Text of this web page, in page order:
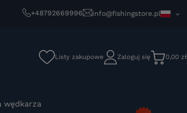
+48792669996 info@fishingstore.pl
Listy zakupowe Zaloguj się 0,00 zł
wędkarza